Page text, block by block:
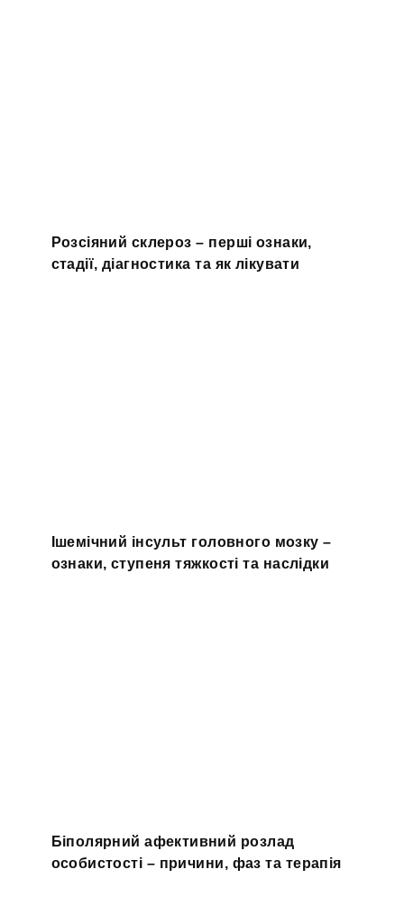
Розсіяний склероз – перші ознаки,
стадії, діагностика та як лікувати
Ішемічний інсульт головного мозку –
ознаки, ступеня тяжкості та наслідки
Біполярний афективний розлад
особистості – причини, фаз та терапія